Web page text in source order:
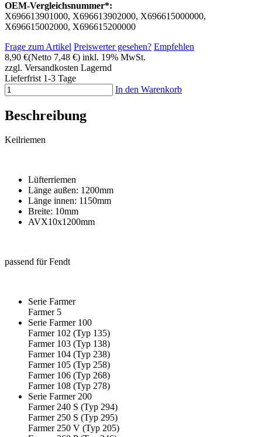
OEM-Vergleichsnummer*:
X696613901000, X696613902000, X696615000000,
X696615002000, X696615200000
Frage zum Artikel Preiswerter gesehen? Empfehlen
8,90 €(Netto 7,48 €) inkl. 19% MwSt.
zzgl. Versandkosten Lagernd
Lieferfrist 1-3 Tage
In den Warenkorb
Beschreibung
Keilriemen
Lüfterriemen
Länge außen: 1200mm
Länge innen: 1150mm
Breite: 10mm
AVX10x1200mm
passend für Fendt
Serie Farmer
Farmer 5
Serie Farmer 100
Farmer 102 (Typ 135)
Farmer 103 (Typ 138)
Farmer 104 (Typ 238)
Farmer 105 (Typ 258)
Farmer 106 (Typ 268)
Farmer 108 (Typ 278)
Serie Farmer 200
Farmer 240 S (Typ 294)
Farmer 250 S (Typ 295)
Farmer 250 V (Typ 205)